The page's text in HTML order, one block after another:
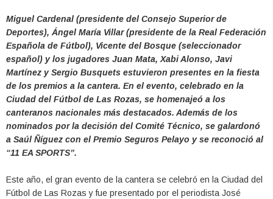
Miguel Cardenal (presidente del Consejo Superior de
Deportes), Ángel María Villar (presidente de la Real Federación
Española de Fútbol), Vicente del Bosque (seleccionador
español) y los jugadores Juan Mata, Xabi Alonso, Javi
Martínez y Sergio Busquets estuvieron presentes en la fiesta
de los premios a la cantera. En el evento, celebrado en la
Ciudad del Fútbol de Las Rozas, se homenajeó a los
canteranos nacionales más destacados. Además de los
nominados por la decisión del Comité Técnico, se galardonó
a Saúl Ñíguez con el Premio Seguros Pelayo y se reconoció al
“11 EA SPORTS”.
Este año, el gran evento de la cantera se celebró en la Ciudad del
Fútbol de Las Rozas y fue presentado por el periodista José